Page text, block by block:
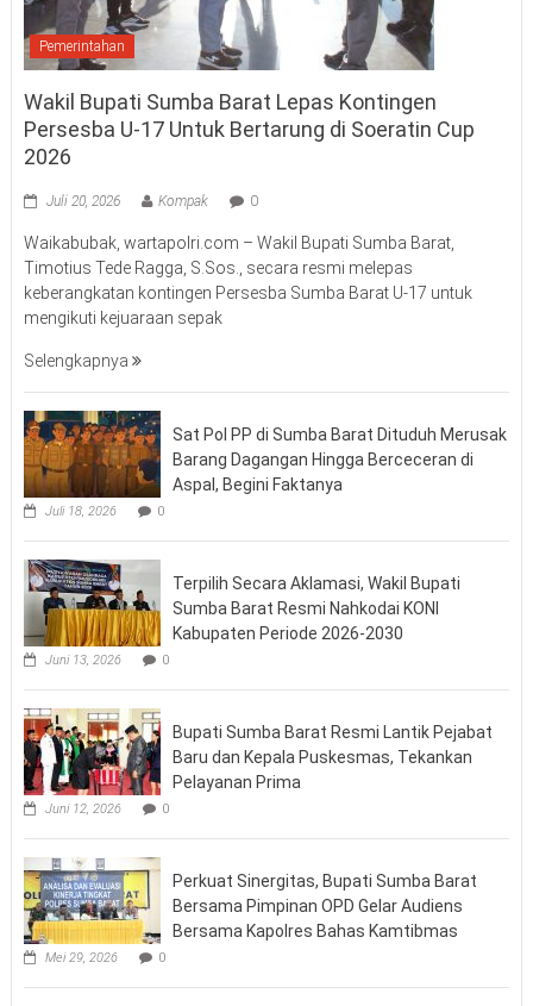
Pemerintahan
Wakil Bupati Sumba Barat Lepas Kontingen
Persesba U-17 Untuk Bertarung di Soeratin Cup
2026
Juli 20, 2026 Kompak 0
Waikabubak, wartapolri.com – Wakil Bupati Sumba Barat,
Timotius Tede Ragga, S.Sos., secara resmi melepas
keberangkatan kontingen Persesba Sumba Barat U-17 untuk
mengikuti kejuaraan sepak
Selengkapnya
Sat Pol PP di Sumba Barat Dituduh Merusak
Barang Dagangan Hingga Berceceran di
Aspal, Begini Faktanya
Juli 18, 2026 0
Terpilih Secara Aklamasi, Wakil Bupati
Sumba Barat Resmi Nahkodai KONI
Kabupaten Periode 2026-2030
Juni 13, 2026 0
Bupati Sumba Barat Resmi Lantik Pejabat
Baru dan Kepala Puskesmas, Tekankan
Pelayanan Prima
Juni 12, 2026 0
Perkuat Sinergitas, Bupati Sumba Barat
Bersama Pimpinan OPD Gelar Audiens
Bersama Kapolres Bahas Kamtibmas
Mei 29, 2026 0